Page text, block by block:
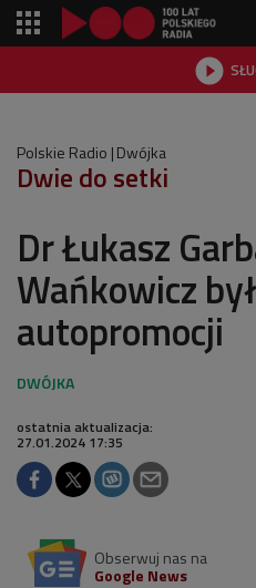

Polskie Radio Dwójka
Dwie do setki
Dr Łukasz
Wańkowicz
autopromocji
ostatnia aktualizacja:
27.01.2024 17:35
Obserwuj nas na
Google News